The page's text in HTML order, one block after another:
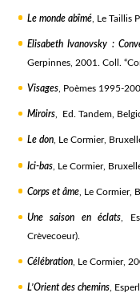
Le monde abîmé, Le Taillis
Elisabeth Ivanovsky :
Gerpinnes, 2001. Coll.
Visages, Poèmes 1995-
Miroirs, Ed. Tandem,
Le don, Le Cormier,
Ici-bas, Le Cormier,
Corps et âme, Le Cormier,
Une saison en éclats ,
Crèvecoeur).
Célébration, Le Cormier,
L’Orient des chemins,